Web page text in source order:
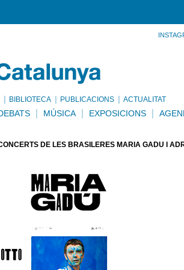
BIBLIOTECA PUBLICACIONS ACTUALITAT
MÚSICA EXPOSICIONS
DE LES BRASILERES MARÍA GADÚ I